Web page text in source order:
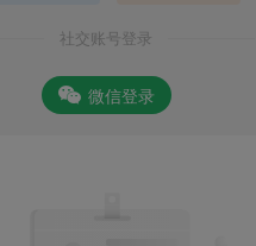
社交账号登录
微信登录